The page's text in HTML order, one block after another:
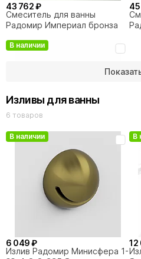
43 762 ₽
Смеситель для ванны
Радомир Империал бронза
В наличии
Смеситель для ванны
Радомир Бурже 1-27-4-0-0-
622 бронза
Изливы для ванны
6 товаров
В наличии
6 049 ₽
Излив Радомир Минисфера 1-
В
12